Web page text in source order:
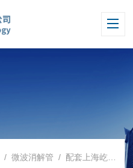
/微波消解管 /配套上海屹尧微波消解罐